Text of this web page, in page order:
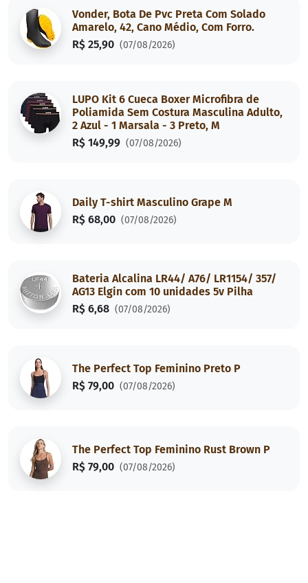
Vonder, Bota De Pvc Preta Com Solado
Amarelo, 42, Cano Médio, Com Forro.
R$ 25,90 (07/08/2026)
LUPO Kit 6 Cueca Boxer Microfibra de
Poliamida Sem Costura Masculina Adulto,
2 Azul - 1 Marsala - 3 Preto, M
R$ 149,99 (07/08/2026)
Daily T-shirt Masculino Grape M
R$ 68,00 (07/08/2026)
Bateria Alcalina LR44/ A76/ LR1154/ 357/
AG13 Elgin com 10 unidades 5v Pilha
R$ 6,68 (07/08/2026)
The Perfect Top Feminino Preto P
R$ 79,00 (07/08/2026)
The Perfect Top Feminino Rust Brown P
R$ 79,00 (07/08/2026)